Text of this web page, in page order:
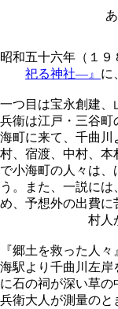
昭和五十六年（１９
祀る神社―』 に
一つ目は宝永創建、
兵衞は江戸・三谷町
海町に来て、千曲川
村、宿渡、中村、本
で小海町の人々は
う。また、一説に
め、予想外の出費に
村人
『郷土を救った人
海駅より千曲川左岸
に石の祠が深い草
兵衛大人が測量のと